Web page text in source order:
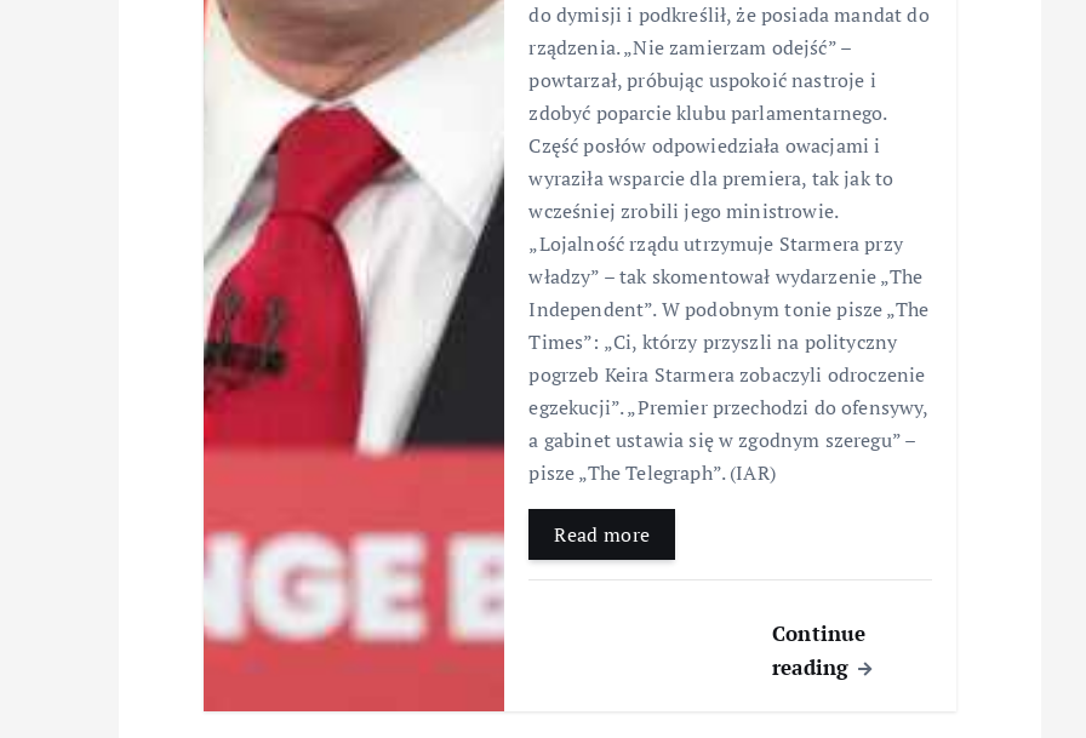
do dymisji i podkreślił, że posiada mandat do
rządzenia. „Nie zamierzam odejść” –
powtarzał, próbując uspokoić nastroje i
zdobyć poparcie klubu parlamentarnego.
Część posłów odpowiedziała owacjami i
wyraziła wsparcie dla premiera, tak jak to
wcześniej zrobili jego ministrowie.
„Lojalność rządu utrzymuje Starmera przy
władzy” – tak skomentował wydarzenie „The
Independent”. W podobnym tonie pisze „The
Times”: „Ci, którzy przyszli na polityczny
pogrzeb Keira Starmera zobaczyli odroczenie
egzekucji”. „Premier przechodzi do ofensywy,
a gabinet ustawia się w zgodnym szeregu” –
pisze „The Telegraph”. (IAR)
Read more
Continue
reading